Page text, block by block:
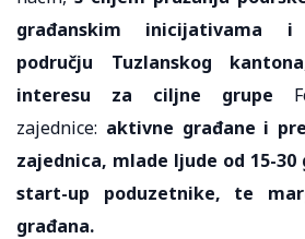
građanskim inicijativama
području Tuzlanskog kantona
interesu za
ciljne grupe
zajednice: aktivne građane i
zajednica, mlade ljude od 15-
start-up poduzetnike, te
građana.